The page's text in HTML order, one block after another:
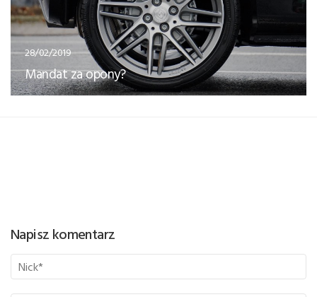
28/02/2019
Mandat za opony?
Napisz komentarz